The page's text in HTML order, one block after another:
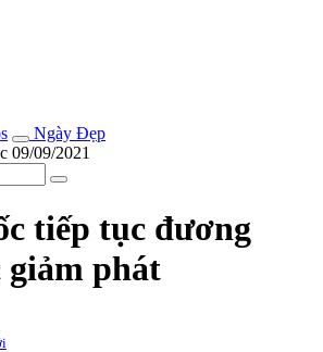
Ngày Đẹp
09/09/2021
tiếp tục đương
giảm phát